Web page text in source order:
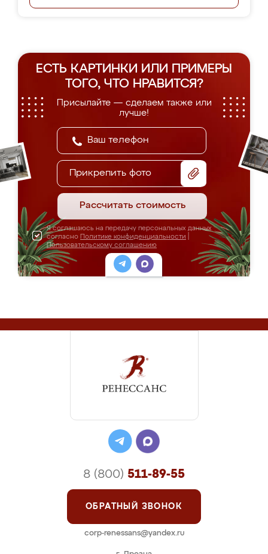
ЕСТЬ КАРТИНКИ ИЛИ ПРИМЕРЫ
ТОГО, ЧТО НРАВИТСЯ?
Присылайте — сделаем также или
лучше!
Прикрепить фото
Рассчитать стоимость
Я соглашаюсь на передачу персональных данных
согласно Политике конфиденциальности
Пользовательскому соглашению
8 (800) 511-89-55
ОБРАТНЫЙ ЗВОНОК
corp-renessans@yandex.ru